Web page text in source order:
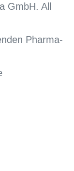
GmbH. All
Pharma-